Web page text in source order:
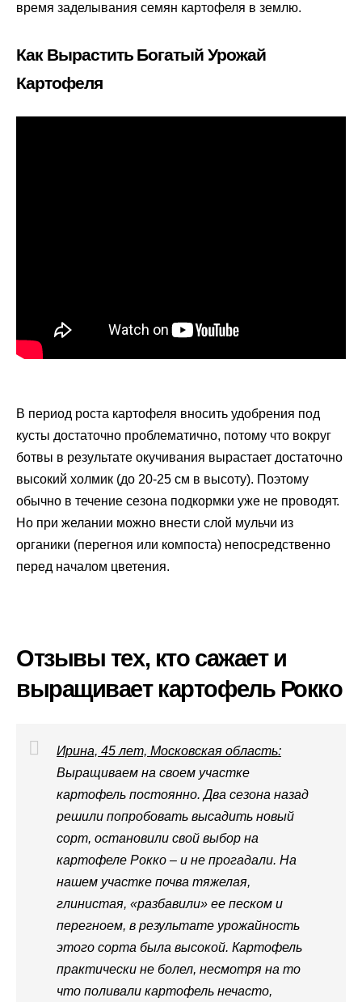
время заделывания семян картофеля в землю.
Как Вырастить Богатый Урожай
Картофеля
В период роста картофеля вносить удобрения под
кусты достаточно проблематично, потому что вокруг
ботвы в результате окучивания вырастает достаточно
высокий холмик (до 20-25 см в высоту). Поэтому
обычно в течение сезона подкормки уже не проводят.
Но при желании можно внести слой мульчи из
органики (перегноя или компоста) непосредственно
перед началом цветения.
Отзывы тех, кто сажает и
выращивает картофель Рокко
Ирина, 45 лет, Московская область:
Выращиваем на своем участке
картофель постоянно. Два сезона назад
решили попробовать высадить новый
сорт, остановили свой выбор на
картофеле Рокко – и не прогадали. На
нашем участке почва тяжелая,
глинистая, «разбавили» ее песком и
перегноем, в результате урожайность
этого сорта была высокой. Картофель
практически не болел, несмотря на то
что поливали картофель нечасто,